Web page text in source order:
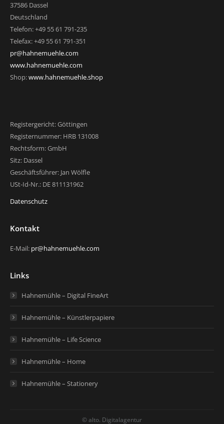
37586 Dassel
Deutschland
Telefon: +49 55 61 791-235
Telefax: +49 55 61 791-351
pr@hahnemuehle.com
www.hahnemuehle.com
Shop:www.hahnemuehle.shop
Registergericht: Göttingen
Registernummer: HRB 131008
Rechtsform: GmbH
Sitz: Dassel
Geschäftsführer: Jan Wölfle
USt-Id-Nr.: DE 811131962
Datenschutz
Kontakt
E-Mail: pr@hahnemuehle.com
Links
Hahnemühle – Digital FineArt
Hahnemühle – Künstlerpapiere
Hahnemühle – Life Science
Hahnemühle – Home
Hahnemühle – Stationery
© alto. Digitalagentur